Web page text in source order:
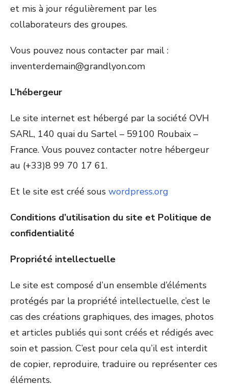
et mis à jour régulièrement par les
collaborateurs des groupes.
Vous pouvez nous contacter par mail :
inventerdemain@grandlyon.com
L’hébergeur
Le site internet est hébergé par la société OVH
SARL, 140 quai du Sartel – 59100 Roubaix –
France. Vous pouvez contacter notre hébergeur
au (+33)8 99 70 17 61.
Et le site est créé sous wordpress.org
Conditions d’utilisation du site et Politique de
confidentialité
Propriété intellectuelle
Le site est composé d’un ensemble d’éléments
protégés par la propriété intellectuelle, c’est le
cas des créations graphiques, des images, photos
et articles publiés qui sont créés et rédigés avec
soin et passion. C’est pour cela qu’il est interdit
de copier, reproduire, traduire ou représenter ces
éléments.